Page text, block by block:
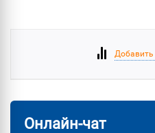
Добавить
Онлайн-чат